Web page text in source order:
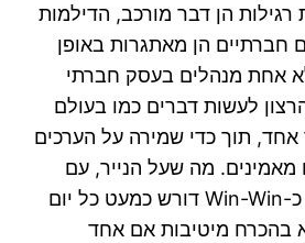
רגילות הן דבר מורכב, הדילמות
חברתיים הן מאתגרות באופן
אחת מנהלים בעסק חברתי
לעשות דברים כמו בעולם
תוך כדי שמירה על הערכים
מה שעל הנייר, עם
הקמת העסק נראה כ-Win-Win דורש כמעט כל יום
בהכרח מיטיבות אם אחד